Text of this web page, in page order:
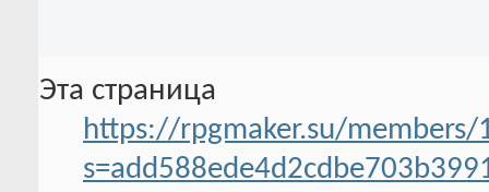
Эта страница
https://rpgmaker.su/